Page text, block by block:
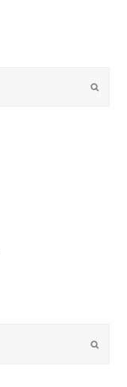
Enviar
Enviar